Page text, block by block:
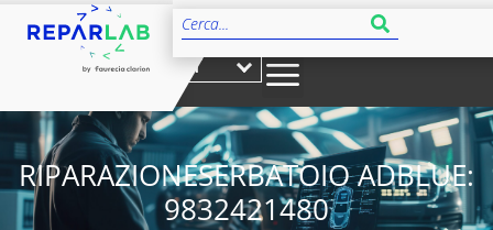
IT
RIPARAZIONESERBATOIO ADBLUE:
9832421480